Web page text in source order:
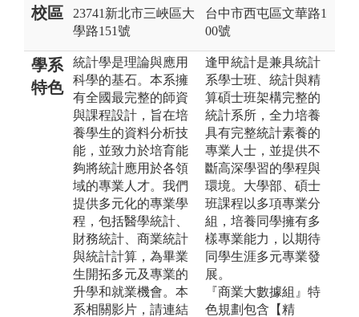
校區
23741新北市三峽區大
學路151號
台中市西屯區文華路1
00號
學系
特色
統計學是理論與應用
科學的基石。本系擁
有全國最完整的師資
與課程設計，旨在培
養學生的資料分析技
能，並致力於培育能
夠將統計應用於各領
域的專業人才。我們
提供多元化的專業學
程，包括醫學統計、
財務統計、商業統計
與統計計算，為畢業
生開拓多元及專業的
升學和就業機會。本
系相關影片，請連結
逢甲統計是兼具統計
系學士班、統計與精
算碩士班架構完整的
統計系所，全力培養
具有完整統計素養的
專業人士，並提供不
斷高深學習的學程與
環境。大學部、碩士
班課程以多項專業分
組，培養同學擁有多
樣專業能力，以期待
同學生涯多元專業發
展。
『商業大數據組』特
色規劃包含【精